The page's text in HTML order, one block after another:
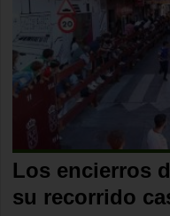
Los encierros
su recorrido